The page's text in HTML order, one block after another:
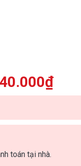
₫
toán tại nhà.